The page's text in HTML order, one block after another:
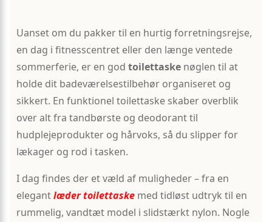
Uanset om du pakker til en hurtig forretningsrejse,
en dag i fitnesscentret eller den længe ventede
sommerferie, er en god toilettaskenøglen til at
holde dit badeværelsestilbehør organiseret og
sikkert. En funktionel toilettaske skaber overblik
over alt fra tandbørste og deodorant til
hudplejeprodukter og hårvoks, så du slipper for
lækager og rod i tasken.
I dag findes der et væld af muligheder – fra en
elegantlæder toilettaskemed tidløst udtryk til en
rummelig, vandtæt model i slidstærkt nylon. Nogle